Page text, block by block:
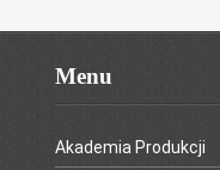
Menu
Akademia Produkcji